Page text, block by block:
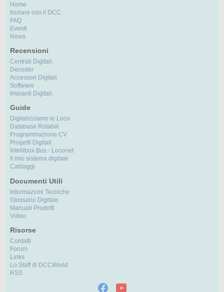
Home
Iniziare con il DCC
FAQ
Eventi
News
Recensioni
Centrali Digitali
Decoder
Accessori Digitali
Software
Impianti Digitali
Guide
Digitalizziamo le Loco
Database Rotabili
Programmazione CV
Progetti Digitali
Intellibox Bus - Loconet
Il mio sistema digitale
Cablaggi
Documenti Utili
Informazioni Tecniche
Glossario Digitale
Manuali Prodotti
Video
Risorse
Contatti
Forum
Links
Lo Staff di DCCWorld
RSS